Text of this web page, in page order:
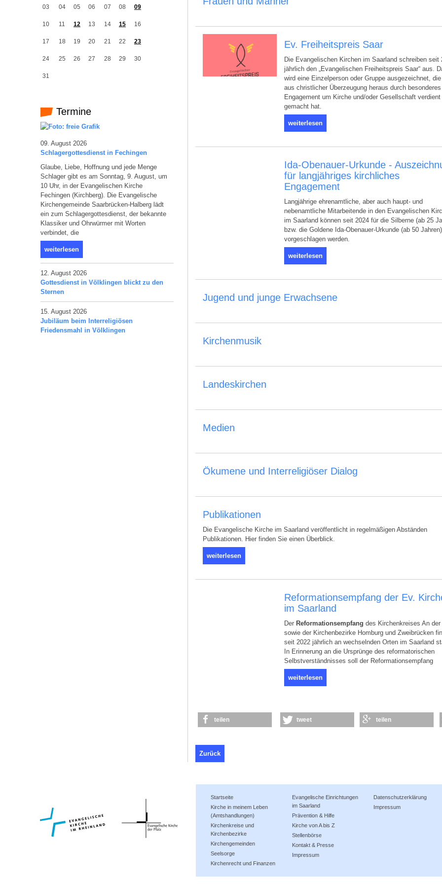
03 04 05 06 07 08 09
10 11 12 13 14 15 16
17 18 19 20 21 22 23
24 25 26 27 28 29 30
31
Termine
09. August 2026
Schlagergottesdienst in Fechingen
Glaube, Liebe, Hoffnung und jede Menge
Schlager gibt es am Sonntag, 9. August, um
10 Uhr, in der Evangelischen Kirche
Fechingen (Kirchberg). Die Evangelische
Kirchengemeinde Saarbrücken-Halberg lädt
ein zum Schlagergottesdienst, der bekannte
Klassiker und Ohrwürmer mit Worten
verbindet, die
weiterlesen
12. August 2026
Gottesdienst in Völklingen blickt zu den
Sternen
15. August 2026
Jubiläum beim Interreligiösen
Friedensmahl in Völklingen
Ev. Freiheitspreis Saar
Die Evangelischen Kirchen im Saarland schreiben seit
jährlich den „Evangelischen Freiheitspreis Saar“ aus.
wird eine Einzelperson oder Gruppe ausgezeichnet,
aus christlicher Überzeugung heraus durch besonderes
Engagement um Kirche und/oder Gesellschaft verdient
gemacht hat.
weiterlesen
Ida-Obenauer-Urkunde -
für langjähriges kirchliches
Engagement
Langjährige ehrenamtliche, aber auch haupt- und
nebenamtliche Mitarbeitende in den Evangelischen
im Saarland können seit 2024 für die Silberne (ab 25
bzw. die Goldene Ida-Obenauer-Urkunde (ab 50 Jahren)
vorgeschlagen werden.
weiterlesen
Jugend und junge Erwachsene
Kirchenmusik
Landeskirchen
Medien
Ökumene und Interreligiöser Dialog
Publikationen
Die Evangelische Kirche im Saarland veröffentlicht in regelmäßigen Abständen
Publikationen. Hier finden Sie einen Überblick.
weiterlesen
Reformationsempfang der Ev.
im Saarland
Der Reformationsempfang des Kirchenkreises An der
sowie der Kirchenbezirke Homburg und Zweibrücken
seit 2022 jährlich an wechselnden Orten im Saarland
In Erinnerung an die Ursprünge des reformatorischen
Selbstverständnisses soll der Reformationsempfang
weiterlesen
teilen tweet teilen
Zurück
Startseite
Kirche in meinem Leben
(Amtshandlungen)
Kirchenkreise und
Kirchenbezirke
Kirchengemeinden
Seelsorge
Kirchenrecht und Finanzen
Evangelische Einrichtungen
im Saarland
Prävention & Hilfe
Kirche von A bis Z
Stellenbörse
Kontakt & Presse
Impressum
Datenschutzerklärung
Impressum